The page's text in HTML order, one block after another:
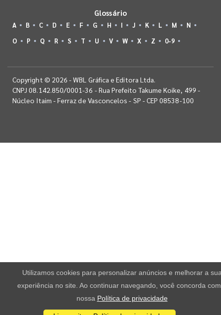
Glossário
A B C D E F G H I J K L M
N
O
P Q R S T U V W X Z 0-9
Copyright © 2026 - WBL Gráfica e Editora Ltda.
CNPJ 08.142.850/0001-36 - Rua Prefeito Takume Koike, 499 -
Núcleo Itaim - Ferraz de Vasconcelos - SP - CEP 08538-100
Utilizamos cookies para personalizar anúncios e melhorar a
experiência no site. Ao continuar navegando, você concorda
nossa Política de privacidade